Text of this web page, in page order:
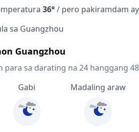
36°/ pero pakiramdam
sa Guangzhou
Guangzhou
para sa darating na 24 hanggang
Gabi Madaling araw